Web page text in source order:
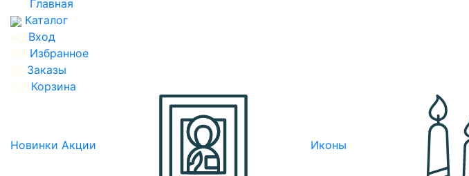
Главная
Каталог
Вход
Избранное
Заказы
Корзина
Новинки Акции Иконы